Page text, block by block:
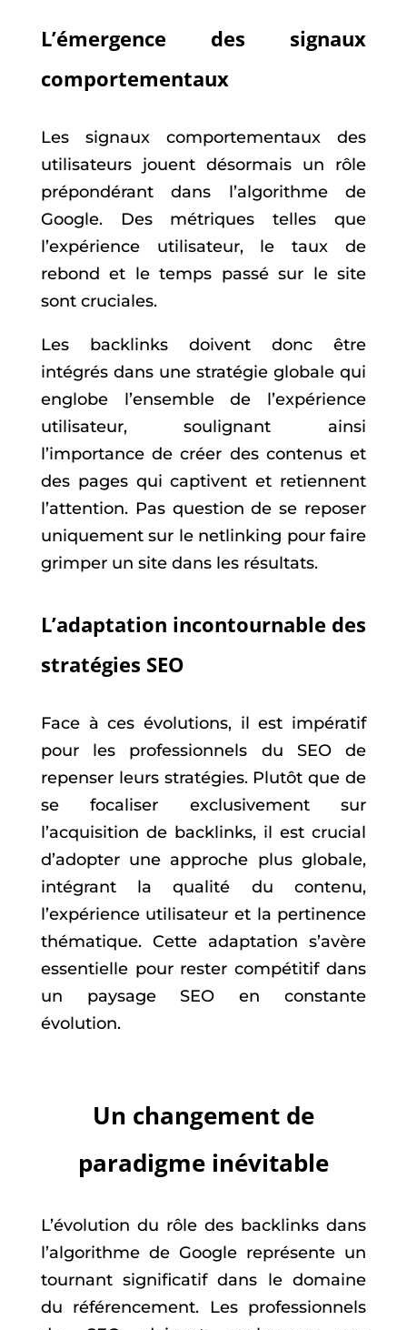
L’émergence des signaux
comportementaux
Les signaux comportementaux des
utilisateurs jouent désormais un rôle
prépondérant dans l’algorithme de
Google. Des métriques telles que
l’expérience utilisateur, le taux de
rebond et le temps passé sur le site
sont cruciales.
Les backlinks doivent donc être
intégrés dans une stratégie globale qui
englobe l’ensemble de l’expérience
utilisateur, soulignant ainsi
l’importance de créer des contenus et
des pages qui captivent et retiennent
l’attention. Pas question de se reposer
uniquement sur le netlinking pour faire
grimper un site dans les résultats.
L’adaptation incontournable des
stratégies SEO
Face à ces évolutions, il est impératif
pour les professionnels du SEO de
repenser leurs stratégies. Plutôt que de
se focaliser exclusivement sur
l’acquisition de backlinks, il est crucial
d’adopter une approche plus globale,
intégrant la qualité du contenu,
l’expérience utilisateur et la pertinence
thématique. Cette adaptation s’avère
essentielle pour rester compétitif dans
un paysage SEO en constante
évolution.
Un changement de
paradigme inévitable
L’évolution du rôle des backlinks dans
l’algorithme de Google représente un
tournant significatif dans le domaine
du référencement. Les professionnels